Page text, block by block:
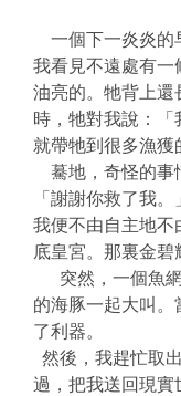
一個下一炎炎的
我看見不遠處有一
油亮的。牠背上還
時，牠對我說：
就帶牠到很多漁獲
驀地，奇怪的事
「謝謝你救了我
我便不由自主地不
底皇宮。那裏金碧
突然，一個魚網
的海豚一起大叫
了利器。
然後，我趕忙取
過，把我送回現實